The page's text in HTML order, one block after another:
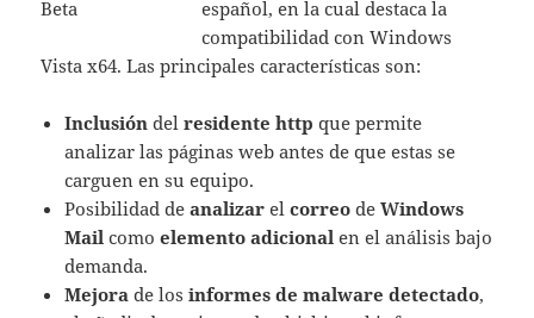
español, en la cual destaca la
compatibilidad con Windows
Vista x64. Las principales características son:
Inclusión delresidente http que permite
analizar las páginas web antes de que estas se
carguen en su equipo.
Posibilidad deanalizar elcorreo deWindows
Mail comoelemento adicional en el análisis bajo
demanda.
Mejora de losinformes de malware detectado,